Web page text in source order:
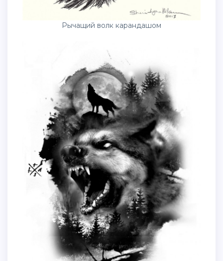
Рычащий волк карандашом